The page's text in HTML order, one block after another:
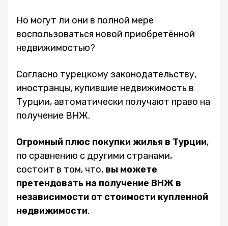
Но могут ли они в полной мере
воспользоваться новой приобретённой
недвижимостью?
Согласно турецкому законодательству,
иностранцы, купившие недвижимость в
Турции, автоматически получают право на
получение ВНЖ.
Огромный плюс покупки жилья в Турции,
по сравнению с другими странами,
состоит в том, что, вы можете
претендовать на получение ВНЖ в
независимости от стоимости купленной
недвижимости.